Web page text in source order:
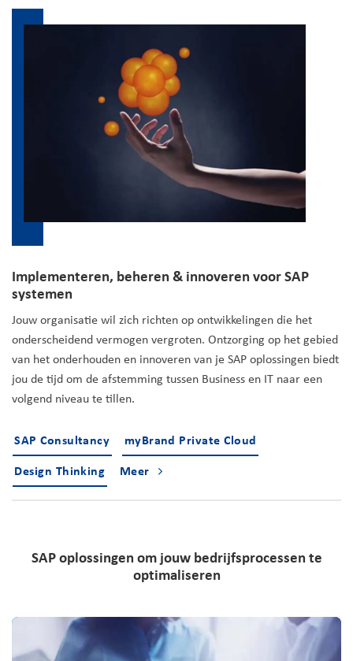
Implementeren, beheren & innoveren voor SAP
systemen
Jouw organisatie wil zich richten op ontwikkelingen die het
onderscheidend vermogen vergroten. Ontzorging op het gebied
van het onderhouden en innoveren van je SAP oplossingen biedt
jou de tijd om de afstemming tussen Business en IT naar een
volgend niveau te tillen.
SAP Consultancy myBrand Private Cloud
Design Thinking Meer
SAP oplossingen om jouw bedrijfsprocessen te
optimaliseren